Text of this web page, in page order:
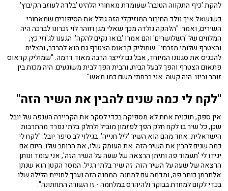
להקת 'כיף התקווה הטובה' שעומדת מאחורי הלהיט 'בלדה לעוזב הקיבוץ'.
כשנשאל איך נולד החיבור המוזיקלי הזה גולל את הסיפורים שמאחורי
השירים, ואמר: "הלהקה נולדה מכך שאלי מגן וזוהר לוי זכרונו לברכה היה
המלווים של 'השלושרים' והם אמרו 'בואו נקים להקה'. הגענו לג'וזי כץ,
והצטרף שלומי מזרחי". שמוליק קראוס הצטרף גם הוא להרכב, והצליח
להכניס את סגנונו המיוחד, אבל גם לייצר הרבה מאוד דרמה. "שמוליק קראוס
פתאום הצטרף והפך לבעל הבית, והבית הפך לבית משוגעים. היה מכות בין
זוהר ובינו. היה קשה. אני ברחתי משם כמו מאש".
"לקח לי כמה שנים להבין את השיר הזה"
אין ספק, תוכנית אחת לא מספיקה בכדי לסקר את הקריירה הענפה של יובל.
שכן, כל שיר בו לקח חלק הפך לפזמון מוביל ולחלק בלתי נפרד מהתרבות
הישראלית. אחד מהם הוא השיר 'ליל חנייה'. בגילוי לב סיפר יובל: "לקח לי
כמה שנים להבין את השיר הזה. את העומק שלו, את הרוחב שלו. היום אם
יגידו לי 'תעמוד פה ותיתן הרצאה של שעה על השיר הזה', אני עומד ונותן
הרצאה של שעה על השיר הזה. זה שיר בלתי רגיל. המסר הקטן הוא שנתן
אלתרמן כותב פה, ומדמה עם למחנה. המחנה הזה נערך לחניית הלילה שלו
בכדי לקום למחרת בבוקר ולהיהרס במלחמה - זו השורה התחתונה".